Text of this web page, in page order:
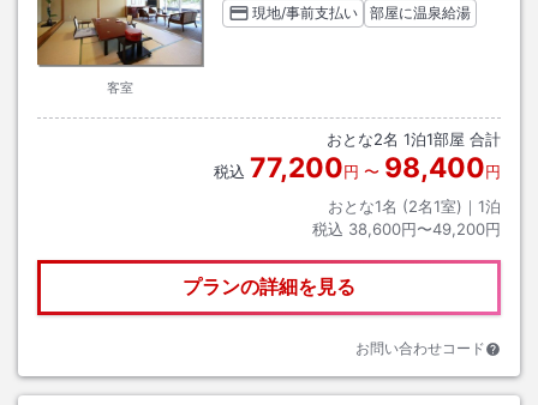
客室
現地/事前支払い
部屋に温泉給湯
おとな2名 1泊1部屋 合計
税込 77,200円 〜 98,400円
おとな1名 (2名1室)｜ 1泊
税込 38,600円〜49,200円
プランの詳細を見る
お問い合わせコード